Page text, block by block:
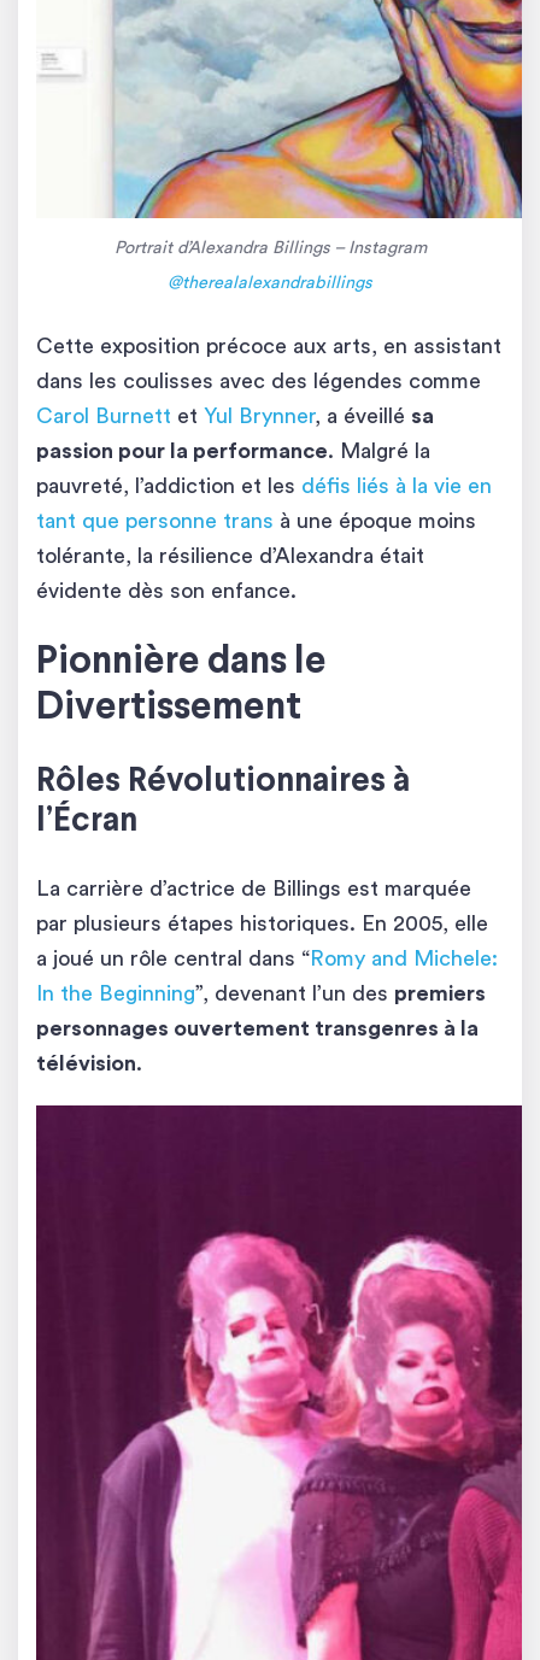
Portrait d’Alexandra Billings – Instagram
@therealalexandrabillings
Cette exposition précoce aux arts, en assistant
dans les coulisses avec des légendes comme
Carol Burnett et Yul Brynner, a éveillé sa
passion pour la performance. Malgré la
pauvreté, l’addiction et les défis liés à la vie en
tant que personne trans à une époque moins
tolérante, la résilience d’Alexandra était
évidente dès son enfance.
Pionnière dans le
Divertissement
Rôles Révolutionnaires à
l’Écran
La carrière d’actrice de Billings est marquée
par plusieurs étapes historiques. En 2005, elle
a joué un rôle central dans “Romy and Michele:
In the Beginning”, devenant l’un des premiers
personnages ouvertement transgenres à la
télévision.